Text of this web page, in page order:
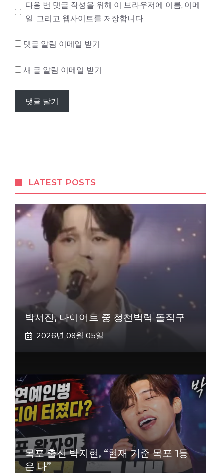
트
다음 번 댓글 작성을 위해 이 브라우저에 이름, 이메
일, 그리고 웹사이트를 저장합니다.
댓글 알림 이메일 받기
새 글 알림 이메일 받기
LATEST POSTS
박서진, 다이어트 중 청천벽력 돌직구
2026년 08월 05일
목포 출신 박지현, “현재 기준 목포 1등
은 나”